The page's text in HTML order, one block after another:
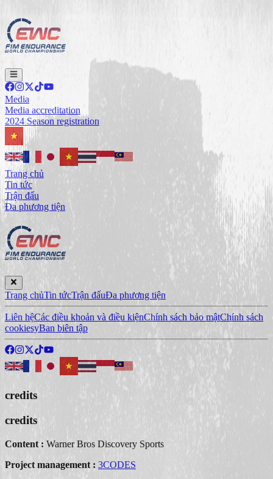
Media
Media accreditation
2024 Season registration
Trang chủ
Tin tức
Trận đấu
Đa phương tiện
Trang chủTin tứcTrận đấuĐa phương tiện
Liên hệCác điều khoản và điều kiệnChính sách bảo mậtChính sách
cookiesyBan biên tập
credits
credits
Content : Warner Bros Discovery Sports
Project management : 3CODES